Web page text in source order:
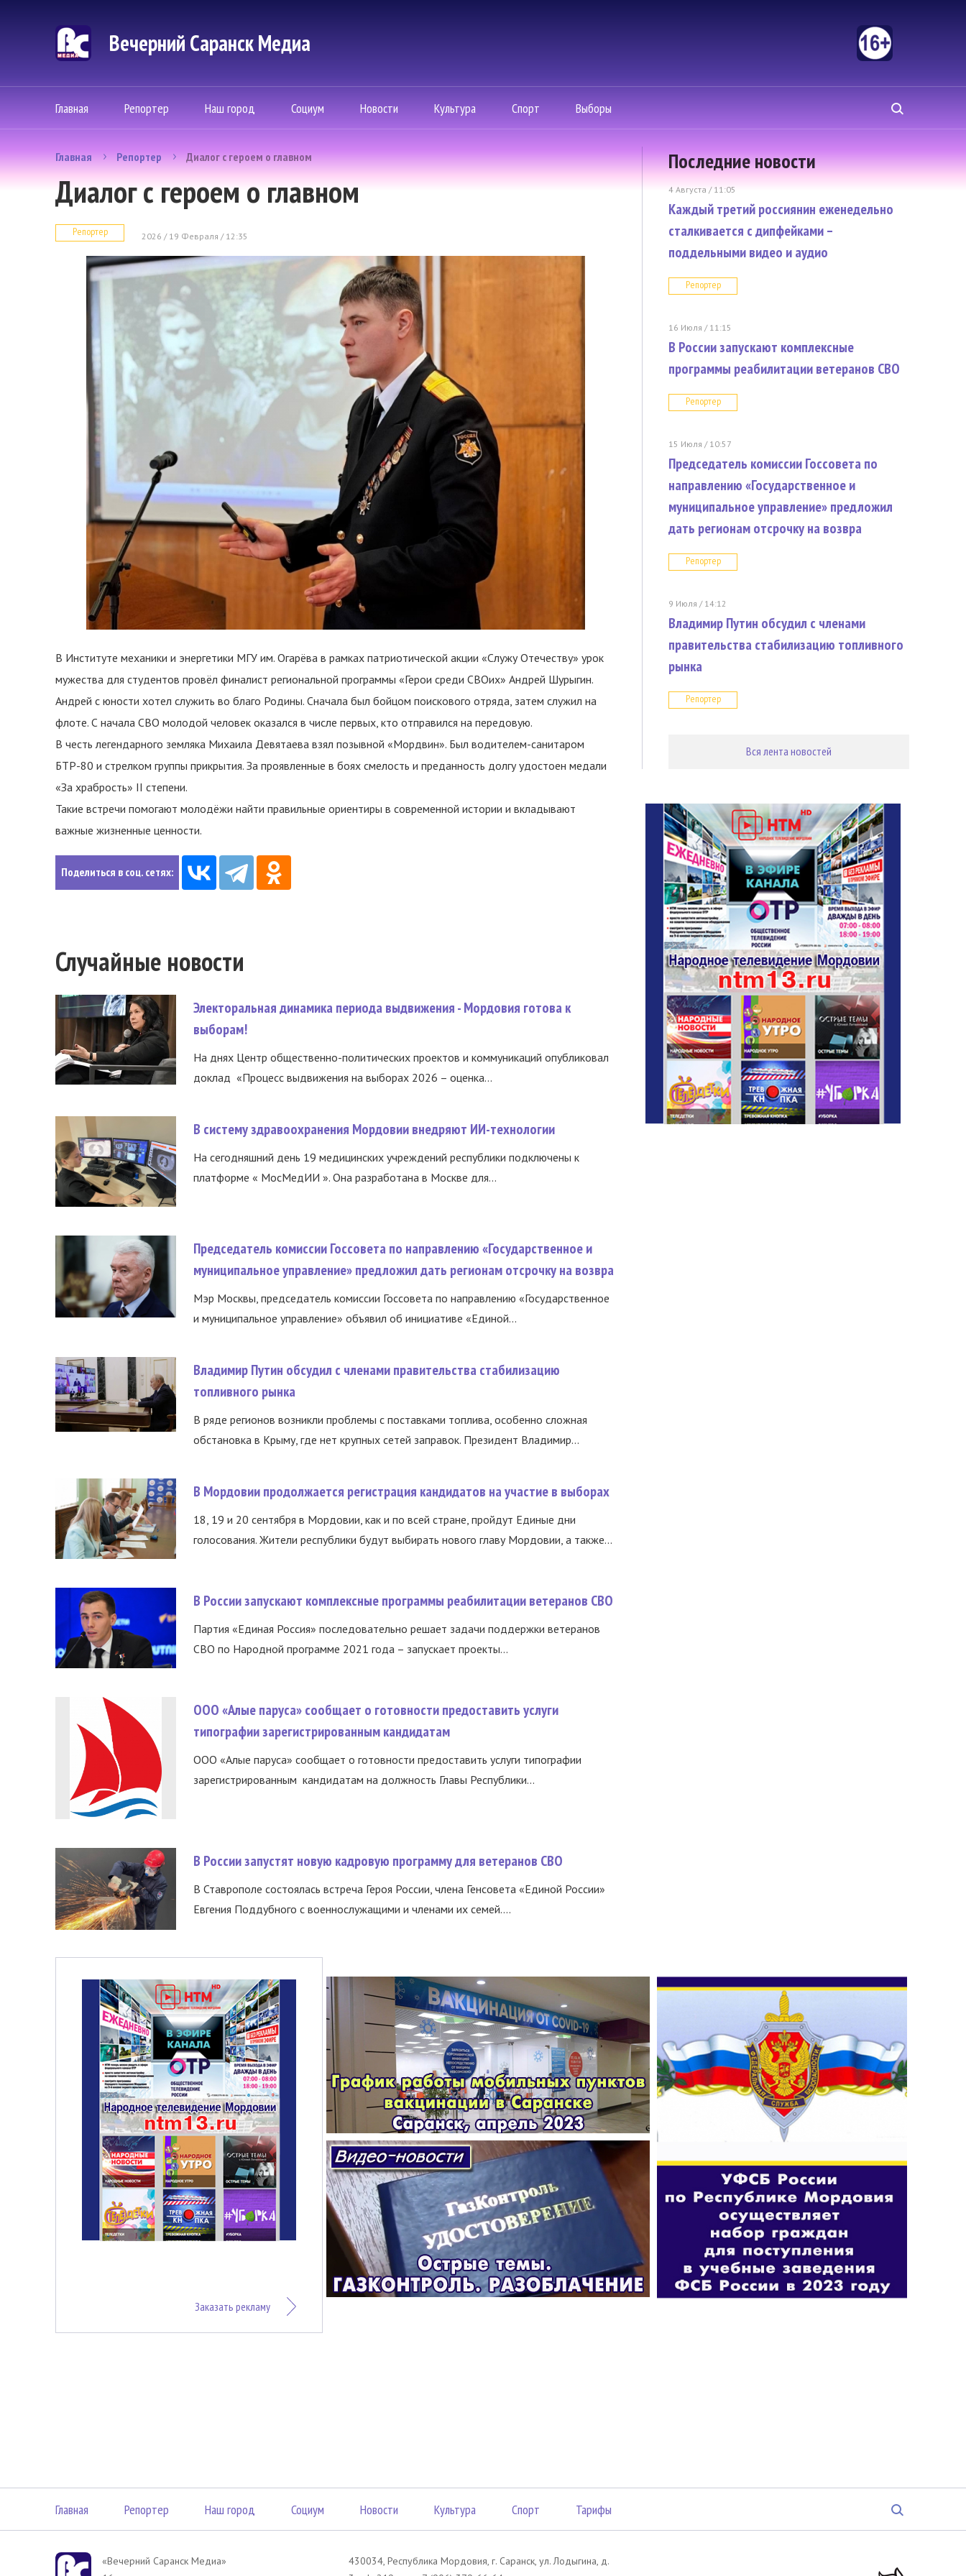
Вечерний Саранск Mедиа
Главная Репортер Наш город Социум Новости Культура Спорт Выборы
Главная Репортер Диалог с героем о главном
Диалог с героем о главном
Репортер 2026 / 19 Февраля / 12:35
В Институте механики и энергетики МГУ им. Огарёва в рамках патриотической акции «Служу Отечеству» урок
мужества для студентов провёл финалист региональной программы «Герои среди СВОих» Андрей Шурыгин.
Андрей с юности хотел служить во благо Родины. Сначала был бойцом поискового отряда, затем служил на
флоте. С начала СВО молодой человек оказался в числе первых, кто отправился на передовую.
В честь легендарного земляка Михаила Девятаева взял позывной «Мордвин». Был водителем-санитаром
БТР-80 и стрелком группы прикрытия. За проявленные в боях смелость и преданность долгу удостоен медали
«За храбрость» II степени.
Такие встречи помогают молодёжи найти правильные ориентиры в современной истории и вкладывают
важные жизненные ценности.
Поделиться в соц. сетях:
Случайные новости
Электоральная динамика периода выдвижения - Мордовия готова к
выборам!
На днях Центр общественно-политических проектов и коммуникаций опубликовал
доклад «Процесс выдвижения на выборах 2026 – оценка...
В систему здравоохранения Мордовии внедряют ИИ-технологии
На сегодняшний день 19 медицинских учреждений республики подключены к
платформе « МосМедИИ ». Она разработана в Москве для...
Председатель комиссии Госсовета по направлению «Государственное и
муниципальное управление» предложил дать регионам отсрочку на возвра
Мэр Москвы, председатель комиссии Госсовета по направлению «Государственное
и муниципальное управление» объявил об инициативе «Единой...
Владимир Путин обсудил с членами правительства стабилизацию
топливного рынка
В ряде регионов возникли проблемы с поставками топлива, особенно сложная
обстановка в Крыму, где нет крупных сетей заправок. Президент Владимир...
В Мордовии продолжается регистрация кандидатов на участие в выборах
18, 19 и 20 сентября в Мордовии, как и по всей стране, пройдут Единые дни
голосования. Жители республики будут выбирать нового главу Мордовии, а также...
В России запускают комплексные программы реабилитации ветеранов СВО
Партия «Единая Россия» последовательно решает задачи поддержки ветеранов
СВО по Народной программе 2021 года – запускает проекты...
ООО «Алые паруса» сообщает о готовности предоставить услуги
типографии зарегистрированным кандидатам
ООО «Алые паруса» сообщает о готовности предоставить услуги типографии
зарегистрированным кандидатам на должность Главы Республики...
В России запустят новую кадровую программу для ветеранов СВО
В Ставрополе состоялась встреча Героя России, члена Генсовета «Единой России»
Евгения Поддубного с военнослужащими и членами их семей....
Последние новости
4 Августа / 11:05
Каждый третий россиянин еженедельно
сталкивается с дипфейками –
поддельными видео и аудио
Репортер
16 Июля / 11:15
В России запускают комплексные
программы реабилитации ветеранов СВО
Репортер
15 Июля / 10:57
Председатель комиссии Госсовета по
направлению «Государственное и
муниципальное управление» предложил
дать регионам отсрочку на возвра
Репортер
9 Июля / 14:12
Владимир Путин обсудил с членами
правительства стабилизацию топливного
рынка
Репортер
Вся лента новостей
Заказать рекламу
Главная Репортер Наш город Социум Новости Культура Спорт Тарифы
«Вечерний Саранск Mедиа»
430034, Республика Мордовия, г. Саранск, ул. Лодыгина, д.